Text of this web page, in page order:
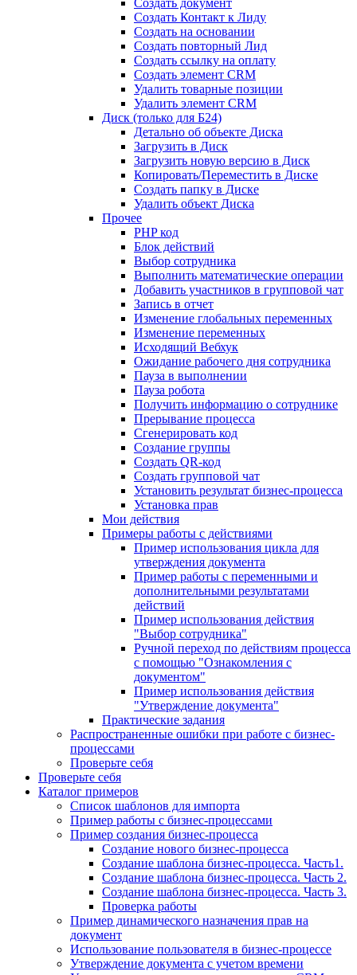
Создать документ
Создать Контакт к Лиду
Создать на основании
Создать повторный Лид
Создать ссылку на оплату
Создать элемент CRM
Удалить товарные позиции
Удалить элемент CRM
Диск (только для Б24)
Детально об объекте Диска
Загрузить в Диск
Загрузить новую версию в Диск
Копировать/Переместить в Диске
Создать папку в Диске
Удалить объект Диска
Прочее
PHP код
Блок действий
Выбор сотрудника
Выполнить математические операции
Добавить участников в групповой чат
Запись в отчет
Изменение глобальных переменных
Изменение переменных
Исходящий Вебхук
Ожидание рабочего дня сотрудника
Пауза в выполнении
Пауза робота
Получить информацию о сотруднике
Прерывание процесса
Сгенерировать код
Создание группы
Создать QR-код
Создать групповой чат
Установить результат бизнес-процесса
Установка прав
Мои действия
Примеры работы с действиями
Пример использования цикла для
утверждения документа
Пример работы с переменными и
дополнительными результатами
действий
Пример использования действия
"Выбор сотрудника"
Ручной переход по действиям процесса
с помощью "Ознакомления с
документом"
Пример использования действия
"Утверждение документа"
Практические задания
Распространенные ошибки при работе с бизнес-
процессами
Проверьте себя
Проверьте себя
Каталог примеров
Список шаблонов для импорта
Пример работы с бизнес-процессами
Пример создания бизнес-процесса
Создание нового бизнес-процесса
Создание шаблона бизнес-процесса. Часть1.
Создание шаблона бизнес-процесса. Часть 2.
Создание шаблона бизнес-процесса. Часть 3.
Проверка работы
Пример динамического назначения прав на
документ
Использование пользователя в бизнес-процессе
Утверждение документа с учетом времени